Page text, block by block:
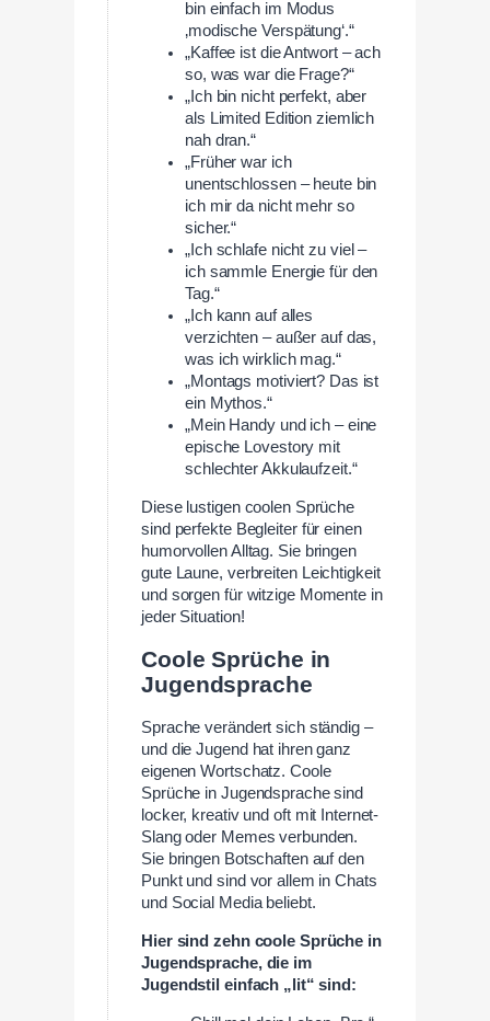
bin einfach im Modus
‚modische Verspätung‘.“
„Kaffee ist die Antwort – ach
so, was war die Frage?“
„Ich bin nicht perfekt, aber
als Limited Edition ziemlich
nah dran.“
„Früher war ich
unentschlossen – heute bin
ich mir da nicht mehr so
sicher.“
„Ich schlafe nicht zu viel –
ich sammle Energie für den
Tag.“
„Ich kann auf alles
verzichten – außer auf das,
was ich wirklich mag.“
„Montags motiviert? Das ist
ein Mythos.“
„Mein Handy und ich – eine
epische Lovestory mit
schlechter Akkulaufzeit.“
Diese lustigen coolen Sprüche
sind perfekte Begleiter für einen
humorvollen Alltag. Sie bringen
gute Laune, verbreiten Leichtigkeit
und sorgen für witzige Momente in
jeder Situation!
Coole Sprüche in
Jugendsprache
Sprache verändert sich ständig –
und die Jugend hat ihren ganz
eigenen Wortschatz. Coole
Sprüche in Jugendsprache sind
locker, kreativ und oft mit Internet-
Slang oder Memes verbunden.
Sie bringen Botschaften auf den
Punkt und sind vor allem in Chats
und Social Media beliebt.
Hier sind zehn coole Sprüche in
Jugendsprache, die im
Jugendstil einfach „lit“ sind: